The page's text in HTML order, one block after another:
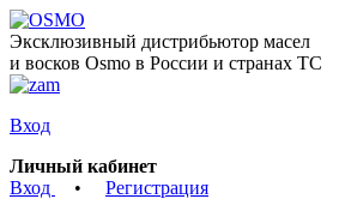
Эксклюзивный дистрибьютор масел
и восков Osmo в России и странах ТС
Вход
Личный кабинет
Вход
• Регистрация